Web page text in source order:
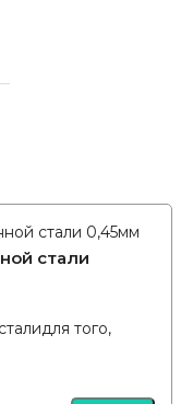
стали
того,